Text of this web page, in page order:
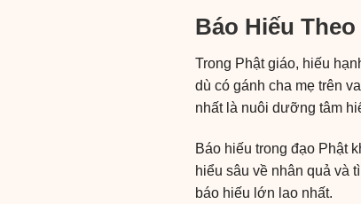
Báo Hiếu
Trong Phật giáo, hiếu
dù có gánh cha mẹ trên
nhất là nuôi dưỡng tâm
Báo hiếu trong đạo Phật
hiểu sâu về nhân quả và
báo hiếu lớn lao nhất.